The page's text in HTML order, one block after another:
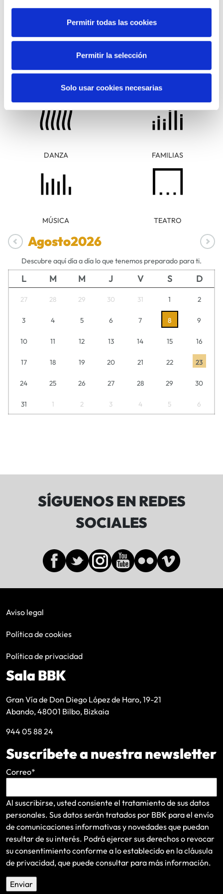
Permitir todas las cookies
Permitir la selección
Solo usar cookies necesarias
FOTOGRAFÍA
CINE
DANZA FAMILIAS
MÚSICA TEATRO
Agosto2026
Descubre aquí día a día lo que tenemos preparado para ti.
L M M J V S D
27 28 29 30 31 1 2
3 4 5 6 7 8 9
10 11 12 13 14 15 16
17 18 19 20 21 22 23
24 25 26 27 28 29 30
31 1 2 3 4 5 6
SÍGUENOS EN REDES
SOCIALES
Aviso legal
Política de cookies
Política de privacidad
Sala BBK
Gran Vía de Don Diego López de Haro, 19-21
Abando, 48001 Bilbo, Bizkaia
944 05 88 24
Suscríbete a nuestra newsletter
Correo*
Al suscribirse, usted consiente el tratamiento de sus datos
personales. Sus datos serán tratados por BBK para el envío
de comunicaciones informativas y novedades que puedan
resultar de su interés. Podrá ejercer sus derechos o revocar
su consentimiento conforme a lo establecido en lacláusula
de privacidad, que puede consultar para más información.